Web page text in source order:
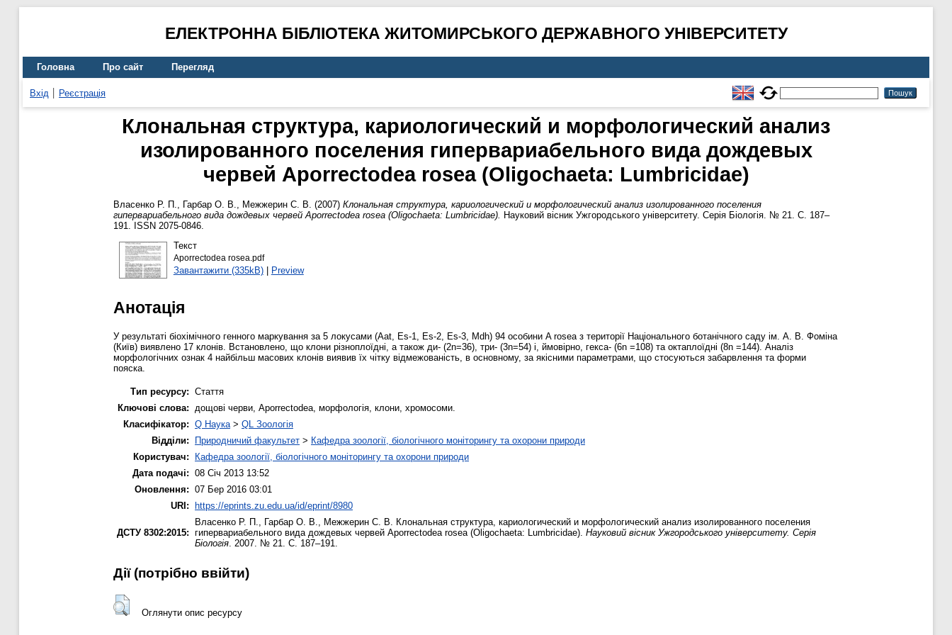
ЕЛЕКТРОННА БІБЛІОТЕКА ЖИТОМИРСЬКОГО ДЕРЖАВНОГО УНІВЕРСИТЕТУ
Головна Про сайт Перегляд
Вхід Реєстрація
Клональная структура, кариологический и морфологический анализ
изолированного поселения гипервариабельного вида дождевых
червей Aporrectodea rosea (Oligochaeta: Lumbricidae)
Власенко Р. П., Гарбар О. В., Межжерин С. В. (2007) Клональная структура, кариологический и морфологический анализ изолированного поселения
гипервариабельного вида дождевых червей Aporrectodea rosea (Oligochaeta: Lumbricidae). Науковий вісник Ужгородського університету. Серія Біологія. № 21. С. 187–
191. ISSN 2075-0846.
Текст
Aporrectodea rosea.pdf
Завантажити (335kB)| Preview
Анотація
У результаті біохімічного генного маркування за 5 локусами (Aat, Es-1, Es-2, Es-3, Mdh) 94 особини A rosea з території Національного ботанічного саду ім. А. В. Фоміна
(Київ) виявлено 17 клонів. Встановлено, що клони різноплоїдні, а також ди- (2n=36), три- (3n=54) і, ймовірно, гекса- (6n =108) та октаплоїдні (8n =144). Аналіз
морфологічних ознак 4 найбільш масових клонів виявив їх чітку відмежованість, в основному, за якісними параметрами, що стосуються забарвлення та форми
пояска.
Тип ресурсу: Стаття
Ключові слова:
дощові черви, Aporrectodea, морфологія, клони, хромосоми.
Класифікатор: Q Наука > QL Зоологія
Відділи:
Природничий факультет > Кафедра зоології, біологічного моніторингу та охорони природи
Користувач:
Кафедра зоології, біологічного моніторингу та охорони природи
Дата подачі: 08 Січ 2013 13:52
Оновлення: 07 Бер 2016 03:01
URI: https://eprints.zu.edu.ua/id/eprint/8980
ДСТУ 8302:2015:
Власенко Р. П. Гарбар О. В. Межжерин С. В.
Клональная структура, кариологический и морфологический анализ изолированного поселения
гипервариабельного вида дождевых червей Aporrectodea rosea (Oligochaeta: Lumbricidae). Науковий вісник Ужгородського університету. Серія
Біологія . 2007. № 21. С. 187–191.
Дії ​​(потрібно ввійти)
Оглянути опис ресурсу